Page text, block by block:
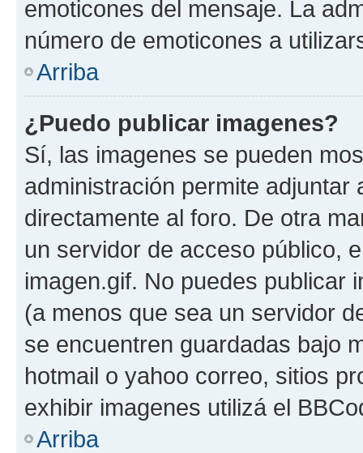
emoticones del mensaje. La
número de emoticones a
Arriba
¿Puedo publicar imagenes?
Sí, las imagenes se pueden
administración permite
directamente al foro. De otra
un servidor de acceso público,
imagen.gif. No puedes publicar
(a menos que sea un servidor
se encuentren guardadas bajo
hotmail o yahoo correo, sitios
exhibir imagenes utilizá el
Arriba